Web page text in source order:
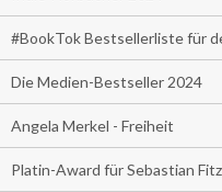
#BookTok Bestsellerliste für
Die Medien-Bestseller 2024
Angela Merkel - Freiheit
Platin-Award für Sebastian